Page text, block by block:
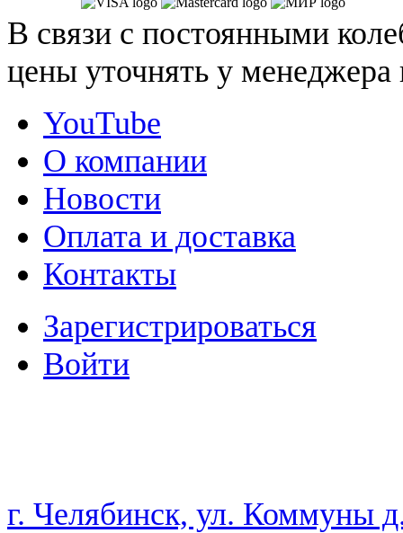
В связи с постоянными
цены уточнять у
YouTube
О компании
Новости
Оплата и доставка
Контакты
Зарегистрироваться
Войти
НАМ ДОВЕРЯЮТ С 2003 ГОДА
г. Челябинск, ул. Коммуны